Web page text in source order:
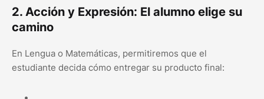
2. Acción y Expresión: El alumno elige su
camino
En Lengua o Matemáticas, permitiremos que el
estudiante decida cómo entregar su producto final: